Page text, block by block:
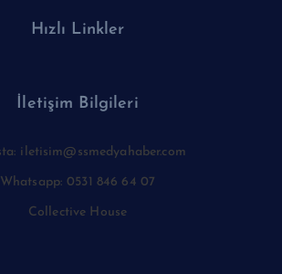
Hızlı Linkler
İletişim Bilgileri
iletisim@ssmedyahaber.com
Whatsapp: 0531 846 64 07
Collective House